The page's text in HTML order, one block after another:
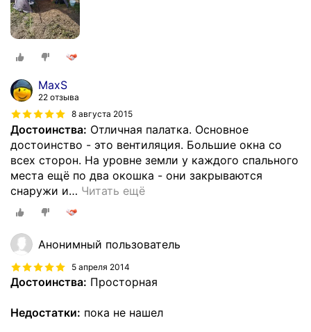
MaxS
22 отзыва
8 августа 2015
Достоинства: Отличная палатка. Основное
достоинство - это вентиляция. Большие окна со
всех сторон. На уровне земли у каждого спального
места ещё по два окошка - они закрываются
снаружи и… Читать ещё
Анонимный пользователь
5 апреля 2014
Достоинства: Просторная
Недостатки: пока не нашел